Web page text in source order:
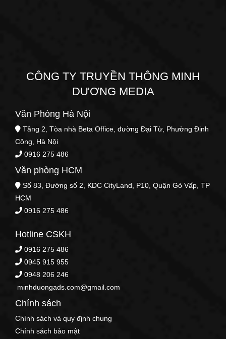
CÔNG TY TRUYỀN THÔNG MINH
DƯƠNG MEDIA
Văn Phòng Hà Nội
Tầng 2, Tòa nhà Beta Office, đường Đại Từ, Phường Định
Công, Hà Nội
0916 275 486
Văn phòng HCM
Số 83, Đường số 2, KDC CityLand, P10, Quận Gò Vấp, TP
HCM
0916 275 486
Hotline CSKH
0916 275 486
0945 915 955
0948 206 246
minhduongads.com@gmail.com
Chính sách
Chính sách và quy định chung
Chính sách bảo mật